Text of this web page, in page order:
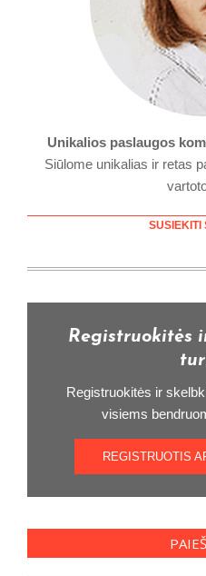
Unikalios paslaugos
Siūlome unikalias ir retas
SUSIEKITI
Registruokitės
Registruokitės ir
visiems
REGISTRUOTIS